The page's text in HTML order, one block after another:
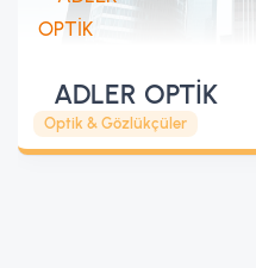
Optik & Gözlükçüler
ADLER OPTİK